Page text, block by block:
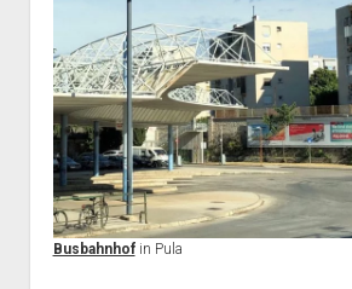
Busbahnhofin Pula